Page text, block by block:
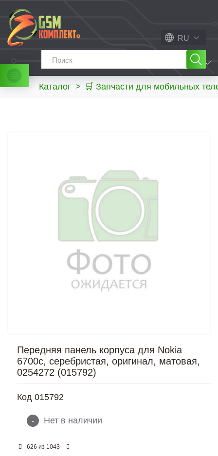
RU
МЕНЮ
Каталог > 🛒 Запчасти для мобильных
Передняя панель корпуса для Nokia
6700c, серебристая, оригинал, матовая,
0254272 (015792)
Код 015792
- Нет в наличии
626 из 1043